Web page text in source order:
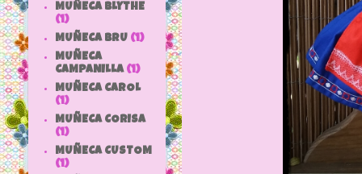
MUÑECA BLYTHE
(1)
MUÑECA BRU (1)
MUÑECA
CAMPANILLA (1)
MUÑECA CAROL
(1)
MUÑECA CORISA
(1)
MUÑECA CUSTOM
(1)